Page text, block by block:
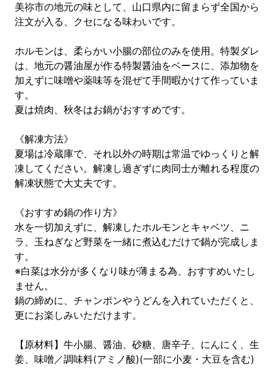
美祢市の地元の味として、山口県内に留まらず全国から
注文が入る、クセになる味わいです。
ホルモンは、柔らかい小腸の部位のみを使用。特製ダレ
は、地元の醤油屋が作る特製醤油をベースに、添加物を
加えずに味噌や薬味等を混ぜて手間暇かけて作っていま
す。
夏は焼肉、秋冬はお鍋がおすすめです。
《解凍方法》
夏場は冷蔵庫で、それ以外の時期は常温でゆっくりと解
凍してください。解凍し過ぎずに肉同士が離れる程度の
解凍状態で大丈夫です。
《おすすめ鍋の作り方》
水を一切加えずに、解凍したホルモンとキャベツ、ニ
ラ、玉ねぎなど野菜を一緒に煮込むだけで鍋が完成しま
す。
※白菜は水分が多くなり味が薄まる為、おすすめいたし
ません。
鍋の締めに、チャンポンやうどんを入れていただくと、
更にお楽しみいただけます。
【原材料】牛小腸、醤油、砂糖、唐辛子、にんにく、生
姜、味噌／調味料(アミノ酸)(一部に小麦・大豆を含む)